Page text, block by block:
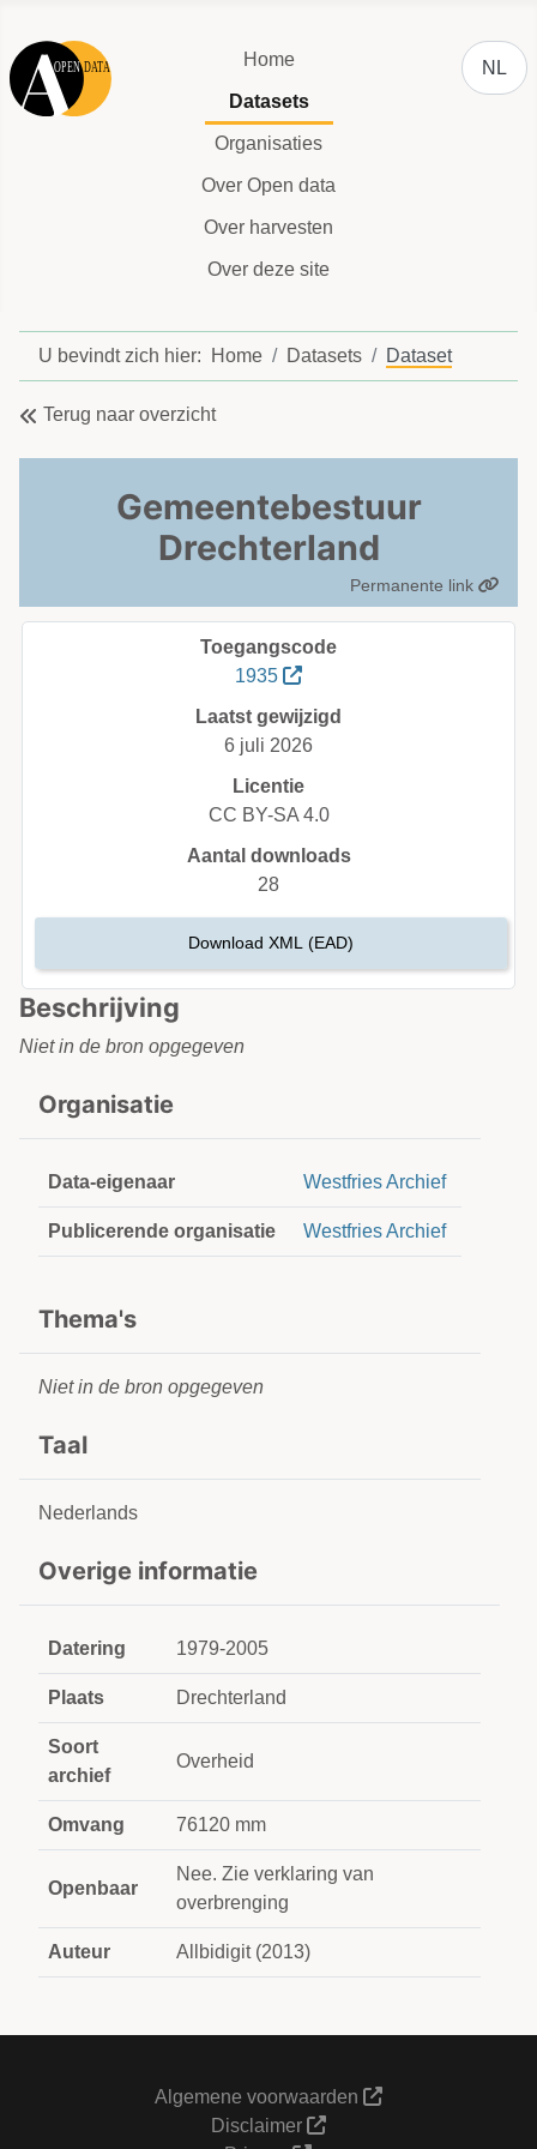
Home
Datasets
Organisaties
Over Open data
Over harvesten
Over deze site
NL
U bevindt zich hier: Home Datasets Dataset
Terug naar overzicht
Gemeentebestuur
Drechterland
Permanente link
Beschrijving
Niet in de bron opgegeven
Organisatie
Data-eigenaar Westfries Archief
Publicerende organisatie Westfries Archief
Thema's
Niet in de bron opgegeven
Taal
Nederlands
Overige informatie
Datering 1979-2005
Plaats Drechterland
Soort
archief
Overheid
Omvang 76120 mm
Openbaar
Nee. Zie verklaring van
overbrenging
Auteur Allbidigit (2013)
Toegangscode
1935
Laatst gewijzigd
6 juli 2026
Licentie
CC BY-SA 4.0
Aantal downloads
28
Download XML (EAD)
Algemene voorwaarden
Disclaimer